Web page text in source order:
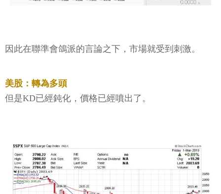
因此在聯準會鴿派的言論之下，市場就受到刺激。
美股：轉為多頭
但是KD已經鈍化，價格已經噴出了。